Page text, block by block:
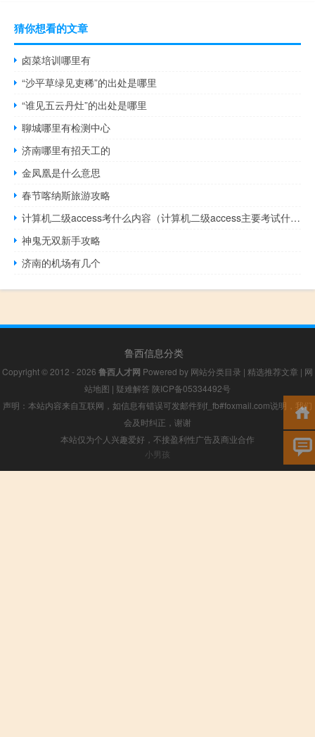
猜你想看的文章
卤菜培训哪里有
“沙平草绿见吏稀”的出处是哪里
“谁见五云丹灶”的出处是哪里
聊城哪里有检测中心
济南哪里有招天工的
金凤凰是什么意思
春节喀纳斯旅游攻略
计算机二级access考什么内容（计算机二级access主要考试什么）
神鬼无双新手攻略
济南的机场有几个
鲁西信息分类
Copyright © 2012 - 2026 鲁西人才网 Powered by 网站分类目录 | 精选推荐文章 | 网
站地图 | 疑难解答 陕ICP备05334492号
声明：本站内容来自互联网，如信息有错误可发邮件到f_fb#foxmail.com说明，我们
会及时纠正，谢谢
本站仅为个人兴趣爱好，不接盈利性广告及商业合作
小男孩